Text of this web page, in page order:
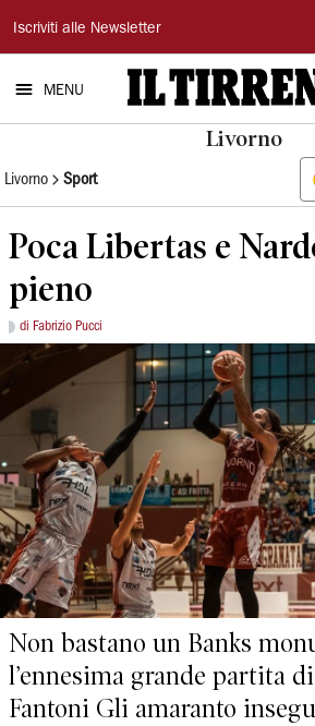
Il
Tirreno
Iscriviti alle Newsletter
MENU
Livorno
Livorno Sport
Poca Libertas e
pieno
di Fabrizio Pucci
Non bastano un Banks
l’ennesima grande partita
Fantoni Gli amaranto